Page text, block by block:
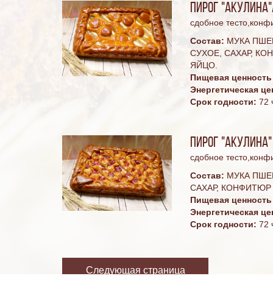
Пирог
сдобное
Состав: МУКА
СУХОЕ, САХАР,
ЯЙЦО.
Пищевая ценность
Энергетическая
Срок годности: 72
Пирог
сдобное
Состав: МУКА
САХАР,
Пищевая ценность
Энергетическая
Срок годности: 72
Следующая страница